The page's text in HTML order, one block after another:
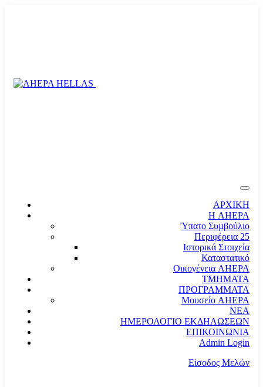
ΑΡΧΙΚΗ
Η AHEPA
Ύπατο Συµβούλιο
Περιφέρεια 25
Ιστορικά Στοιχεία
Καταστατικό
Οικογένεια AHEPA
ΤΜΗΜΑΤΑ
ΠΡΟΓΡΑΜΜΑΤΑ
Μουσείο AHEPA
ΝΕΑ
ΗΜΕΡΟΛΟΓΙΟ ΕΚΔΗΛΩΣΕΩΝ
ΕΠΙΚΟΙΝΩΝΙΑ
Admin Login
Είσοδος Μελών